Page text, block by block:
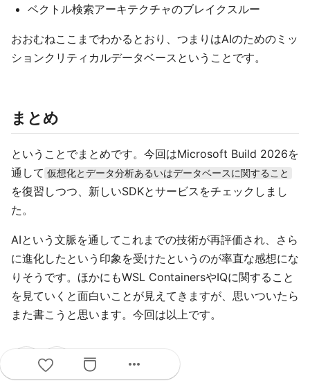
ベクトル検索アーキテクチャのブレイクスルー
おおむねここまでわかるとおり、つまりはAIのためのミッ
ションクリティカルデータベースということです。
まとめ
ということでまとめです。今回はMicrosoft Build 2026を
通して 仮想化とデータ分析あるいはデータベースに関すること
を復習しつつ、新しいSDKとサービスをチェックしまし
た。
AIという文脈を通してこれまでの技術が再評価され、さら
に進化したという印象を受けたというのが率直な感想にな
りそうです。ほかにもWSL ContainersやIQに関すること
を見ていくと面白いことが見えてきますが、思いついたら
また書こうと思います。今回は以上です。
comment0 more_horiz